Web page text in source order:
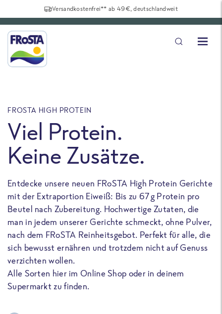
Versandkostenfrei** ab 49€, deutschlandweit
FROSTA HIGH PROTEIN
Viel Protein.
Keine Zusätze.
Entdecke unsere neuen FRoSTA High Protein Gerichte
mit der Extraportion Eiweiß: Bis zu 67 g Protein pro
Beutel nach Zubereitung. Hochwertige Zutaten, die
man in jedem unserer Gerichte schmeckt, ohne Pulver,
nach dem FRoSTA Reinheitsgebot. Perfekt für alle, die
sich bewusst ernähren und trotzdem nicht auf Genuss
verzichten wollen.
Alle Sorten hier im Online Shop oder in deinem
Supermarkt zu finden.